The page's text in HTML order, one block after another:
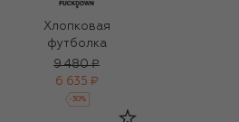
Хлопковая
футболка
9 480 ₽
6 635 ₽
-30%